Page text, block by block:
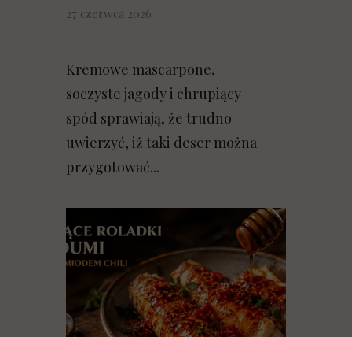
27 czerwca 2026
Kremowe mascarpone,
soczyste jagody i chrupiący
spód sprawiają, że trudno
uwierzyć, iż taki deser można
przygotować...